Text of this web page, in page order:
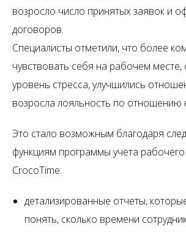
возросло число принятых заявок и
договоров.
Специалисты отметили, что более
чувствовать себя на рабочем месте,
уровень стресса, улучшились
возросла лояльность по отношению
Это стало возможным благодаря
функциям программы учета
CrocoTime:
детализированные отчеты,
понять, сколько времени